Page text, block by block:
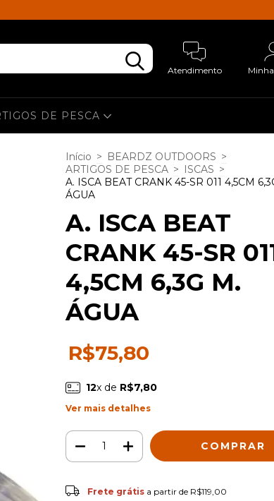
Atendimento
DE PESCA
Início > BEARDZ OUTDOORS >
ARTIGOS DE PESCA > ISCAS >
A. ISCA BEAT CRANK 45-SR 011 4,5CM
ÁGUA
A. ISCA BEAT
CRANK 45-SR
4,5CM 6,3G M.
ÁGUA
R$75,80
12x de R$7,80
Ver mais detalhes
Frete grátis R$119,00
Frete grátisa partir de R$119,00